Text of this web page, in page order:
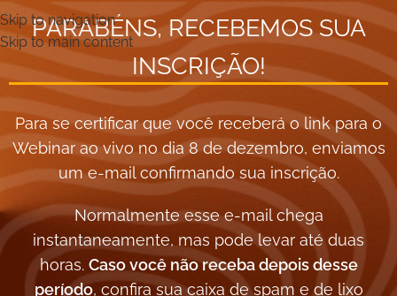
Skip to navigation
Skip to main content
PARABÉNS, RECEBEMOS SUA
INSCRIÇÃO!
Para se certificar que você receberá o link para o
Webinar ao vivo no dia 8 de dezembro, enviamos
um e-mail confirmando sua inscrição.
Normalmente esse e-mail chega
instantaneamente, mas pode levar até duas
horas. Caso você não receba depois desse
período, confira sua caixa de spam e de lixo